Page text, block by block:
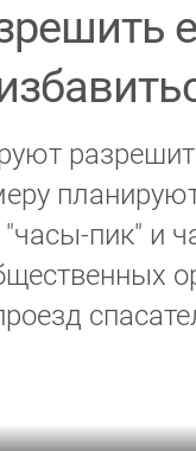
пик" и